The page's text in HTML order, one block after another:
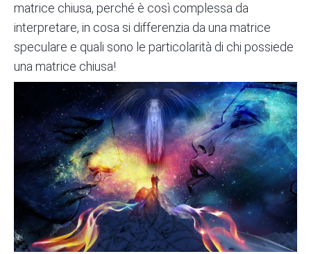
matrice chiusa, perché è così complessa da
interpretare, in cosa si differenzia da una matrice
speculare e quali sono le particolarità di chi possiede
una matrice chiusa!